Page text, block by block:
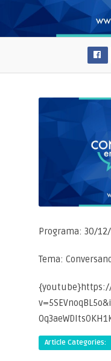
Programa: 30/
Tema:
Article Categories: